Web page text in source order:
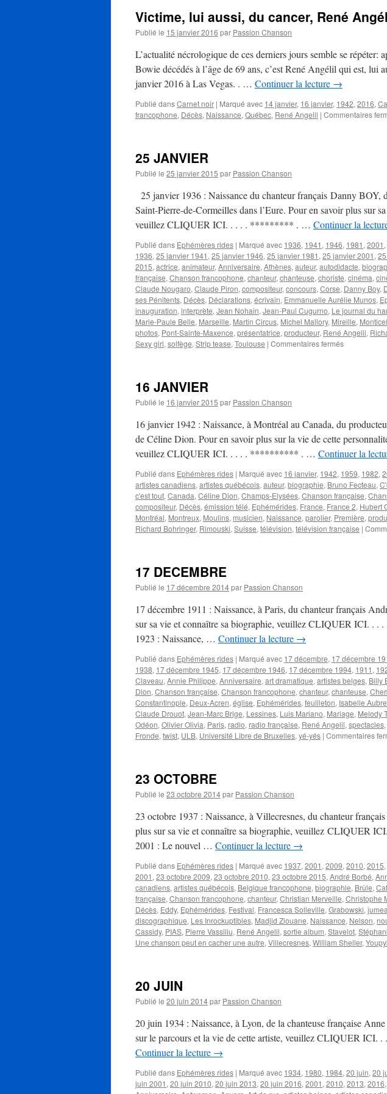
Victime, lui aussi, du cancer, René
Publié le 15 janvier 2016 par Passion Chanson
L’actualité nécrologique de ces derniers jours semble se répéter:
Bowie décédés à l’âge de 69 ans, c’est René Angélil qui est, lui
janvier 2016 à Las Vegas. . … Continuer la lecture →
Publié dansCarnet noir | Marqué avec 14 janvier, 16 janvier, 1942, 2016,
francophone, Décès, Naissance, Québec, René Angelil | Commentaires
25 JANVIER
Publié le 25 janvier 2015 par Passion Chanson
25 janvier 1936 : Naissance du chanteur français Danny BOY,
Saint-Pierre-de-Cormeilles dans l’Eure. Pour en savoir plus sur
veuillez CLIQUER ICI. . . . . ********* . … Continuer la
Publié dans Ephémères rides | Marqué avec 1936, 1941 , 1946, 1981 , 2001 ,
1936, 25 janvier 1941 , 25 janvier 1946, 25 janvier 1981 , 25 janvier 2001 ,
2015, actrice, animateur, Anniversaire, Athènes, auteur, autodidacte,
française, Chanson francophone, chanteur, chanteuse, choriste, cinéma,
Claude Nougaro, Claude Piron, compositeur, concours, Corse, Danny Boy,
ses Pénitents, Décès, Déclarations, écrivain, Emmanuelle Aurélie Munos,
inauguration, interprète, Jean Nohain, Jean-Paul Cugurno, Le journal du
Marie-Paule Belle, Marseille, Martin Circus, Michel Mallory, Mireille,
photos, Pont-Sainte-Maxence, présentatrice, producteur, René Angelil,
Sexy girl, solfège, Strip tease, Toulouse | Commentaires ferméssur
16 JANVIER
Publié le 16 janvier 2015 par Passion Chanson
16 janvier 1942 : Naissance, à Montréal au Canada, du
de Céline Dion. Pour en savoir plus sur la vie de cette
veuillez CLIQUER ICI. . . . . ********** . … Continuer la
Publié dans Ephémères rides | Marqué avec 16 janvier, 1942, 1959, 1982,
artistes canadiens, artistes québécois, auteur, biographie, Bruno Fecteau,
c'est tout, Canada, Céline Dion, Champs-Elysées, Chanson française,
compositeur, Décès, émission télé, Ephémérides, France, France 2, Hubert
Montréal, Montreux, Moulins, musicien, Naissance, parolier, Première,
Richard Bohringer, Rimouski, Suisse, télévision, télévision française |
17 DECEMBRE
Publié le 17 décembre 2014par Passion Chanson
17 décembre 1911 : Naissance, à Paris, du chanteur français
sur sa vie et connaître sa biographie, veuillez CLIQUER ICI.
1923 : Naissance, … Continuer la lecture →
Publié dans Ephémères rides | Marqué avec 17 décembre, 17 décembre
1938, 17 décembre 1945, 17 décembre 1946, 17 décembre 1994, 1911 ,
Claveau, Annie Philippe, Anniversaire, art dramatique, artistes belges, Billy
Dion, Chanson française, Chanson francophone, chanteur, chanteuse,
Constantinople, Deux-Acren, église, Ephémérides, feuilleton, Isabelle
Claude Drouot, Jean-Marc Brige, Lessines, Luis Mariano, Mariage, Melody
Odéon, Olivier Olivia, Paris, radio, radio française, René Angelil, spectacles,
Fronde, twist, ULB, Université Libre de Bruxelles, yé-yés | Commentaires
23 OCTOBRE
Publié le 23 octobre 2014par Passion Chanson
23 octobre 1937 : Naissance, à Villecresnes, du chanteur
plus sur sa vie et connaître sa biographie, veuillez CLIQUER
2001 : Le nouvel … Continuer la lecture →
Publié dans Ephémères rides | Marqué avec 1937, 2001 , 2009, 2010, 2015,
2001 , 23 octobre 2009, 23 octobre 2010, 23 octobre 2015, André Borbé,
canadiens, artistes québécois, Belgique francophone, biographie, Brûle,
française, Chanson francophone, chanteur, Christian Merveille, Christophe
Décès, Eddy, Ephémérides, Festival, Francesca Solleville, Grabowski,
discographique, Les Inrockuptibles, Madjid Ziouane, Naissance, Nelson,
Cassidy, PIAS, Pierre Vassiliu, René Angelil, sortie album, Stavelot,
Une chanson peut en cacher une autre, Villecresnes, William Sheller,
20 JUIN
Publié le 20 juin 2014par Passion Chanson
20 juin 1934 : Naissance, à Lyon, de la chanteuse française
sur le parcours et la vie de cette artiste, veuillez CLIQUER
Continuer la lecture →
Publié dans Ephémères rides | Marqué avec 1934, 1980, 1984, 20 juin, 20
juin 2001 , 20 juin 2010, 20 juin 2013, 20 juin 2016, 2001 , 2010, 2013, 2016,